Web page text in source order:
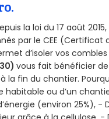
la loi du 17 août
par le CEE (Certificat
d’isoler vos
vous fait bénéficier
la fin du chantier.
habitable ou d’un
(environ 25%), -